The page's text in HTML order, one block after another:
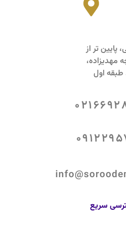
پایین تر از
مهدیزاده،
سریع